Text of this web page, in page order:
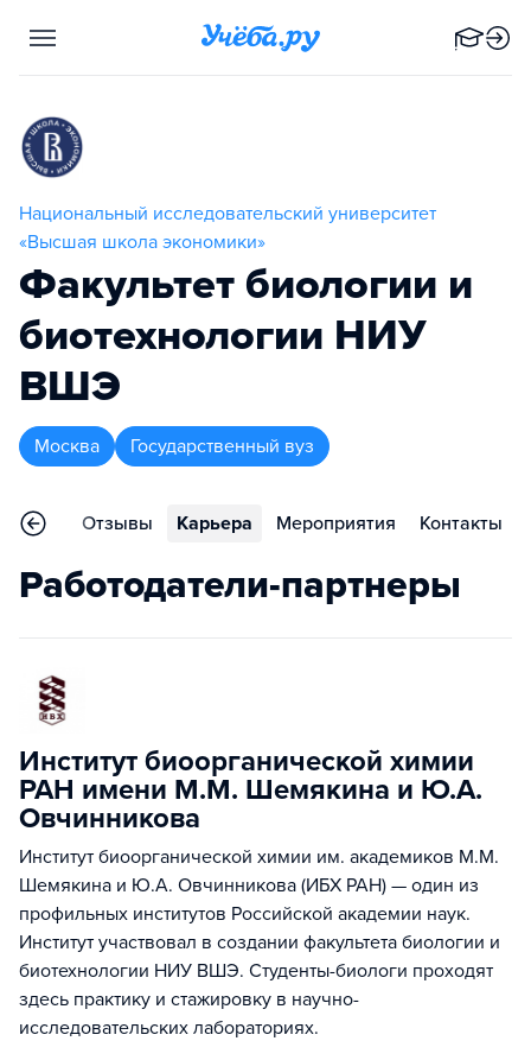
Национальный исследовательский университет
«Высшая школа экономики»
Факультет биологии и
биотехнологии НИУ
ВШЭ
Москва Государственный вуз
Отзывы Карьера Мероприятия Контакты
Работодатели-партнеры
Институт биоорганической химии
РАН имени М.М. Шемякина и Ю.А.
Овчинникова
Институт биоорганической химии им. академиков М.М.
Шемякина и Ю.А. Овчинникова (ИБХ РАН) — один из
профильных институтов Российской академии наук.
Институт участвовал в создании факультета биологии и
биотехнологии НИУ ВШЭ. Студенты-биологи проходят
здесь практику и стажировку в научно-
исследовательских лабораториях.